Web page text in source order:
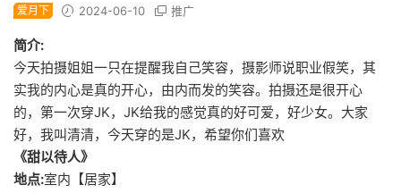
爱月下 2024-06-10 推广
简介:
今天拍摄姐姐一只在提醒我自己笑容，摄影师说职业假笑，其
实我的内心是真的开心，由内而发的笑容。拍摄还是很开心
的，第一次穿JK，JK给我的感觉真的好可爱，好少女。大家
好，我叫清清，今天穿的是JK，希望你们喜欢
《甜以待人》
地点:室内【居家】